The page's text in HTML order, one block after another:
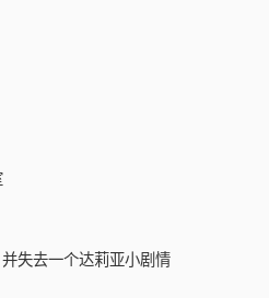
失去一个达莉亚小剧情